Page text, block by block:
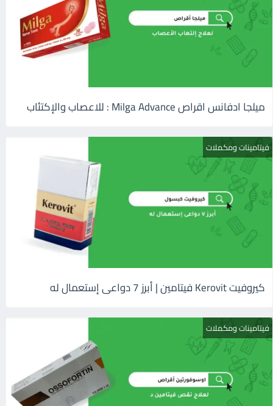
ميلجا ادفانس اقراص Milga Advance : للاعصاب والإكتئاب
فيتامينات ومكملات
كيروفيت Kerovit فيتامين | أبرز 7 دواعى إستعمال له
فيتامينات ومكملات